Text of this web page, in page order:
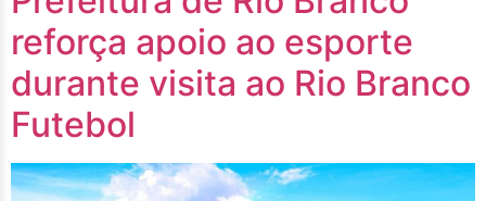
reforça apoio ao esporte
durante visita ao Rio Branco
Futebol